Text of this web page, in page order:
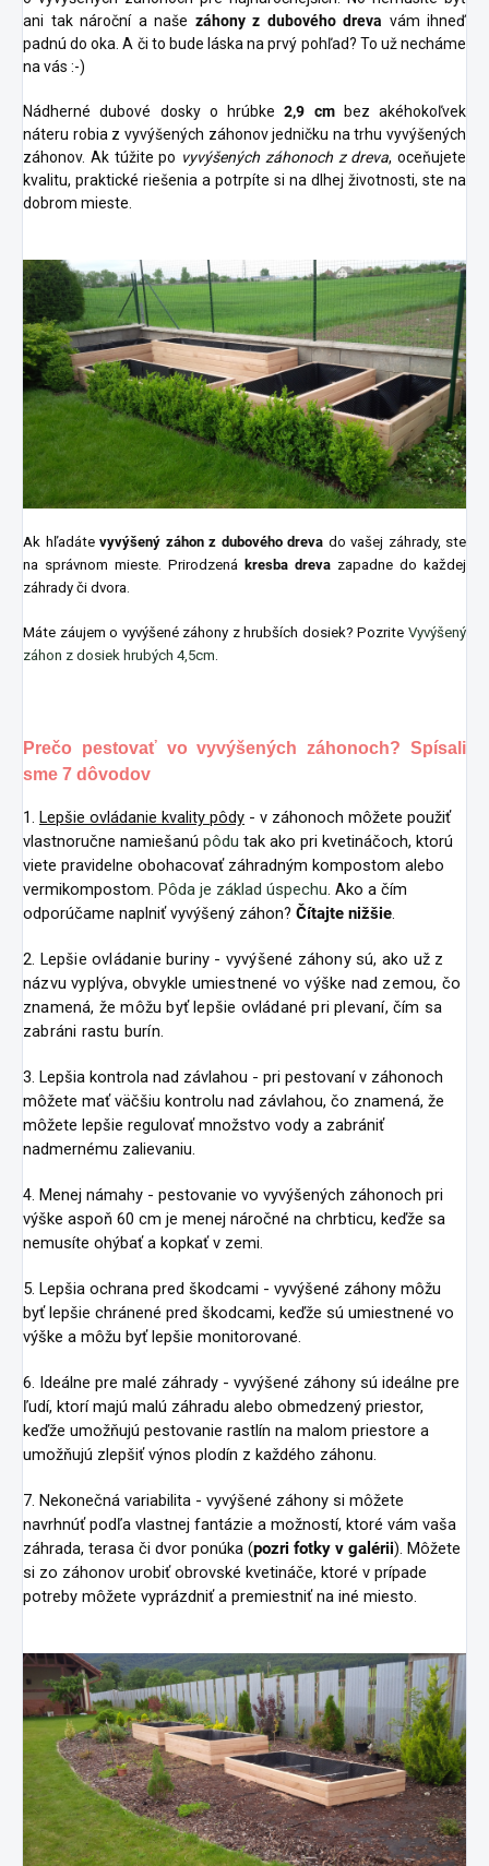
ani tak nároční a naše záhony z dubového dreva vám ihneď
padnú do oka. A či to bude láska na prvý pohľad? To už necháme
na vás :-)
Nádherné dubové dosky o hrúbke2,9 cmbez akéhokoľvek
náteru robia z vyvýšených záhonov jedničku na trhu vyvýšených
záhonov. Ak túžite po vyvýšených záhonoch z dreva, oceňujete
kvalitu, praktické riešenia a potrpíte si na dlhej životnosti, ste na
dobrom mieste.
Ak hľadáte vyvýšený záhon z dubového dreva do vašej záhrady, ste
na správnom mieste. Prirodzená kresba dreva zapadne do každej
záhrady či dvora.
Máte záujem o vyvýšené záhony z hrubších dosiek? Pozrite Vyvýšený
záhon z dosiek hrubých 4,5cm.
Prečo pestovať vo vyvýšených záhonoch? Spísali
sme 7 dôvodov
1. Lepšie ovládanie kvality pôdy - v záhonoch môžete použiť
vlastnoručne namiešanú pôdu tak ako pri kvetináčoch, ktorú
viete pravidelne obohacovať záhradným kompostom alebo
vermikompostom. Pôda je základ úspechu. Ako a čím
odporúčame naplniť vyvýšený záhon? Čítajte nižšie.
2. Lepšie ovládanie buriny - vyvýšené záhony sú, ako už z
názvu vyplýva, obvykle umiestnené vo výške nad zemou, čo
znamená, že môžu byť lepšie ovládané pri plevaní, čím sa
zabráni rastu burín.
3. Lepšia kontrola nad závlahou - pri pestovaní v záhonoch
môžete mať väčšiu kontrolu nad závlahou, čo znamená, že
môžete lepšie regulovať množstvo vody a zabrániť
nadmernému zalievaniu.
4. Menej námahy - pestovanie vo vyvýšených záhonoch pri
výške aspoň 60 cm je menej náročné na chrbticu, keďže sa
nemusíte ohýbať a kopkať v zemi.
5. Lepšia ochrana pred škodcami - vyvýšené záhony môžu
byť lepšie chránené pred škodcami, keďže sú umiestnené vo
výške a môžu byť lepšie monitorované.
6. Ideálne pre malé záhrady - vyvýšené záhony sú ideálne pre
ľudí, ktorí majú malú záhradu alebo obmedzený priestor,
keďže umožňujú pestovanie rastlín na malom priestore a
umožňujú zlepšiť výnos plodín z každého záhonu.
7. Nekonečná variabilita - vyvýšené záhony si môžete
navrhnúť podľa vlastnej fantázie a možností, ktoré vám vaša
záhrada, terasa či dvor ponúka (pozri fotky v galérii). Môžete
si zo záhonov urobiť obrovské kvetináče, ktoré v prípade
potreby môžete vyprázdniť a premiestniť na iné miesto.